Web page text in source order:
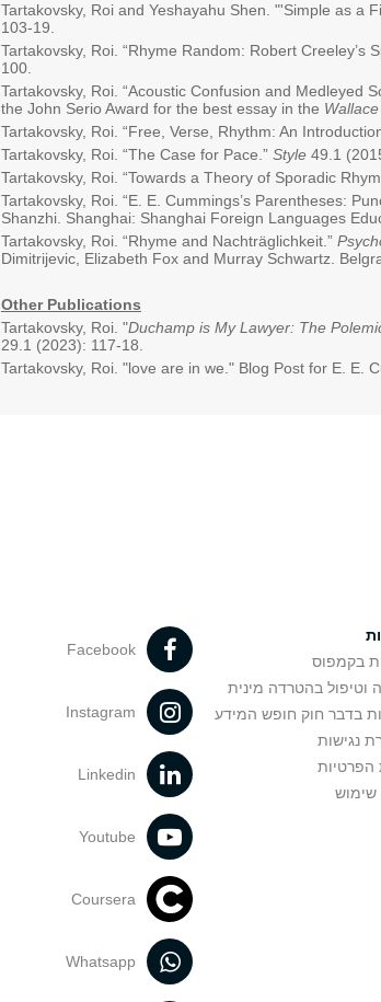
Tartakovsky, Roi and Yeshayahu Shen. "'Simple as a
103-19.
Tartakovsky, Roi. “Rhyme Random: Robert Creeley’s
100.
Tartakovsky, Roi. “Acoustic Confusion and Medleyed
the John Serio Award for the best essay in the
Tartakovsky, Roi. “Free, Verse, Rhythm: An
Tartakovsky, Roi. “The Case for Pace.” Style 49.1
Tartakovsky, Roi. “Towards a Theory of Sporadic
Tartakovsky, Roi. “E. E. Cummings’s Parentheses:
Shanzhi. Shanghai: Shanghai Foreign Languages
Tartakovsky, Roi. “Rhyme and Nachträglichkeit.”
Dimitrijevic, Elizabeth Fox and Murray Schwartz.
Other Publications
Tartakovsky, Roi. "Duchamp is My Lawyer: The
29.1 (2023): 117-18.
Tartakovsky, Roi. "love are in we." Blog Post for E. E.
בקמפוס
וטיפול בהטרדה מינית
בדבר חוק חופש המידע
נגישות
הפרטיות
שימוש
Facebook
Instagram
Linkedin
Youtube
Coursera
Whatsapp